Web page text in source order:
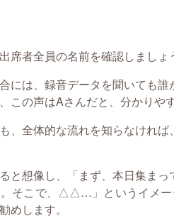
席者全員の名前を確認しましょ
には、録音データを聞いても
この声はAさんだと、分かりや
、全体的な流れを知らなけれ
と想像し、「まず、本日集ま
そこで、△△…」というイメー
めします。